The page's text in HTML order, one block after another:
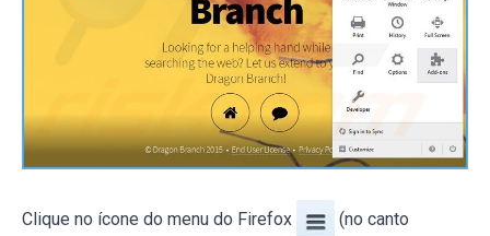
Clique no ícone do menu do Firefox (no canto